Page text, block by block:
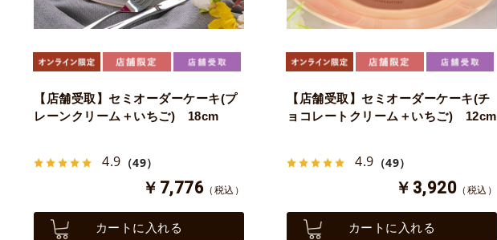
【店舗受取】セミオーダーケーキ(プ
レーンクリーム＋いちご) 18cm
4.9 （49）
￥7,776 （税込）
カートに入れる
【店舗受取】セミオーダーケーキ(チ
ョコレートクリーム＋いちご) 12cm
4.9 （49）
￥3,920 （税込）
カートに入れる